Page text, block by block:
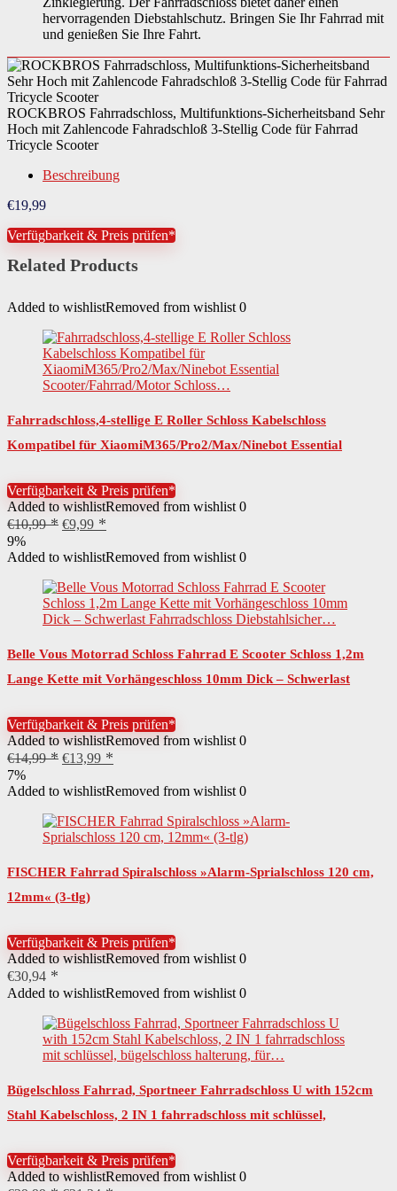
hervorragenden Diebstahlschutz. Bringen Sie Ihr Fahrrad mit
und genießen Sie Ihre Fahrt.
ROCKBROS Fahrradschloss, Multifunktions-Sicherheitsband Sehr
Hoch mit Zahlencode Fahradschloß 3-Stellig Code für Fahrrad
Tricycle Scooter
Beschreibung
€19,99
Verfügbarkeit & Preis prüfen*
Related Products
Added to wishlistRemoved from wishlist 0
Fahrradschloss,4-stellige E Roller Schloss Kabelschloss
Kompatibel für XiaomiM365/Pro2/Max/Ninebot Essential
Verfügbarkeit & Preis prüfen*
Added to wishlistRemoved from wishlist 0
€10,99
Ursprünglicher
war:
€9,99
ist:
9%
Added to wishlistRemoved from wishlist 0
Belle Vous Motorrad Schloss Fahrrad E Scooter Schloss 1,2m
Lange Kette mit Vorhängeschloss 10mm Dick – Schwerlast
Verfügbarkeit & Preis prüfen*
Added to wishlistRemoved from wishlist 0
€14,99
Ursprünglicher
war:
€13,99
ist:
7%
Added to wishlistRemoved from wishlist 0
FISCHER Fahrrad Spiralschloss »Alarm-Sprialschloss 120 cm,
12mm« (3-tlg)
Verfügbarkeit & Preis prüfen*
Added to wishlistRemoved from wishlist 0
€30,94
Added to wishlistRemoved from wishlist 0
Bügelschloss Fahrrad, Sportneer Fahrradschloss U with 152cm
Stahl Kabelschloss, 2 IN 1 fahrradschloss mit schlüssel,
Verfügbarkeit & Preis prüfen*
Added to wishlistRemoved from wishlist 0